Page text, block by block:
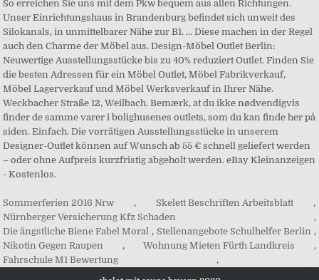
Sommerferien 2016 Nrw , Skelett Beschriften Arbeitsblatt
,
Nürnberger Versicherung Kfz Schaden
,
Die ängstliche Biene Fabel Moral , Stellenangebote Schulhelfer Berlin ,
Nikotin Gegen Raupen
, Wohnung Mieten Fürth Landkreis
,
Fahrschule M1 Bewertung
,